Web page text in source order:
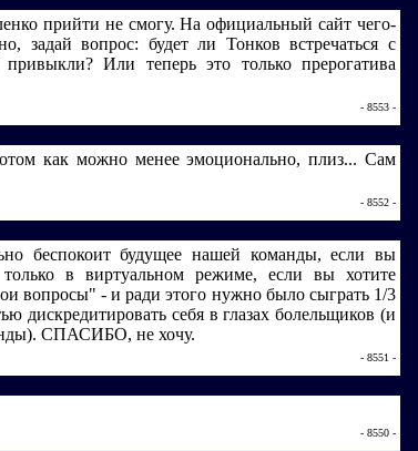
прийти не смогу. На официальный сайт чего-
задай вопрос: будет ли Тонков встречаться с
Или теперь это только прерогатива
- 8553 -
как можно менее эмоционально, плиз... Сам
- 8552 -
беспокоит будущее нашей команды, если вы
в виртуальном режиме, если вы хотите
вопросы" - и ради этого нужно было сыграть 1/3
дискредитировать себя в глазах болельщиков (и
СПАСИБО, не хочу.
- 8551 -
- 8550 -